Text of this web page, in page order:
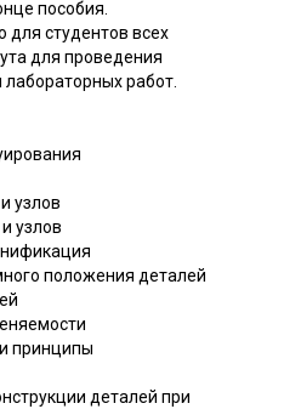
пособия.
для студентов всех
для проведения
лабораторных работ.
узлов
узлов
положения деталей
принципы
деталей при